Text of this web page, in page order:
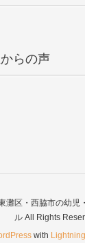
らの声
灘区・西脇市の幼
ル All Rights
with